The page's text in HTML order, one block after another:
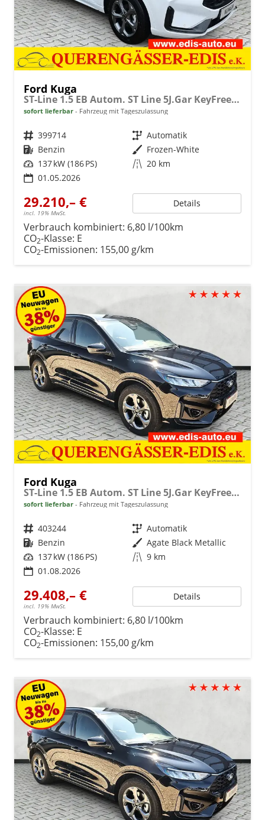
Ford Kuga
ST-Line 1.5 EB Autom. ST Line 5J.Gar KeyFree Kamera
sofort lieferbar Fahrzeug mit Tageszulassung
Fahrzeugnr. 399714 Getriebe Automatik
Kraftstoff Benzin Außenfarbe Frozen-White
Leistung 137 kW (186 PS) Kilometerstand 20 km
01.05.2026
29.210,– €
incl. 19% MwSt.
Details
Verbrauch kombiniert: 6,80 l/100km
CO2-Klasse: E
CO2-Emissionen: 155,00 g/km
Ford Kuga
ST-Line 1.5 EB Autom. ST Line 5J.Gar KeyFree Kamera
sofort lieferbar Fahrzeug mit Tageszulassung
Fahrzeugnr. 403244 Getriebe Automatik
Kraftstoff Benzin Außenfarbe Agate Black Metallic
Leistung 137 kW (186 PS) Kilometerstand 9 km
01.08.2026
29.408,– €
incl. 19% MwSt.
Details
Verbrauch kombiniert: 6,80 l/100km
CO2-Klasse: E
CO2-Emissionen: 155,00 g/km